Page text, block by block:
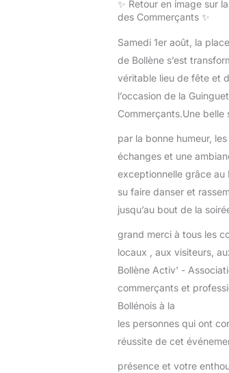
✨ Retour en image sur
des Commerçants ✨
Samedi 1er août, la
de Bollène s’est
véritable lieu de fête et
l’occasion de la
Commerçants.Une belle
par la bonne humeur,
échanges et une
exceptionnelle grâce au
su faire danser et
jusqu’au bout de la
grand merci à tous les
locaux , aux visiteurs,
Bollène Activ' -
commerçants et
Bollénois à la
les personnes qui ont
réussite de cet
présence et votre